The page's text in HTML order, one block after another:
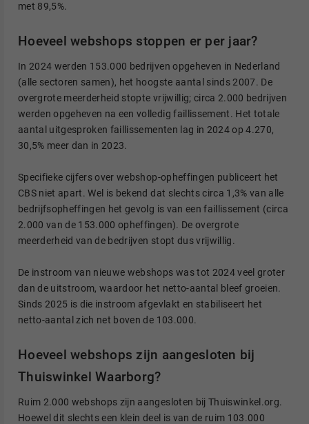
met 89,5%.
Hoeveel webshops stoppen er per jaar?
In 2024 werden 153.000 bedrijven opgeheven in Nederland
(alle sectoren samen), het hoogste aantal sinds 2007. De
overgrote meerderheid stopte vrijwillig; circa 2.000 bedrijven
werden opgeheven na een volledig faillissement. Het totale
aantal uitgesproken faillissementen lag in 2024 op 4.270,
30,5% meer dan in 2023.
Specifieke cijfers over webshop-opheffingen publiceert het
CBS niet apart. Wel is bekend dat slechts circa 1,3% van alle
bedrijfsopheffingen het gevolg is van een faillissement (circa
2.000 van de 153.000 opheffingen). De overgrote
meerderheid van de bedrijven stopt dus vrijwillig.
De instroom van nieuwe webshops was tot 2024 veel groter
dan de uitstroom, waardoor het netto-aantal bleef groeien.
Sinds 2025 is die instroom afgevlakt en stabiliseert het
netto-aantal zich net boven de 103.000.
Hoeveel webshops zijn aangesloten bij
Thuiswinkel Waarborg?
Ruim 2.000 webshops zijn aangesloten bij Thuiswinkel.org.
Hoewel dit slechts een klein deel is van de ruim 103.000